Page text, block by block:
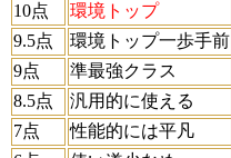
10点
環境トップ
9.5点
環境トップ一歩手前
9点
準最強クラス
8.5点
汎用的に使える
7点
性能的には平凡